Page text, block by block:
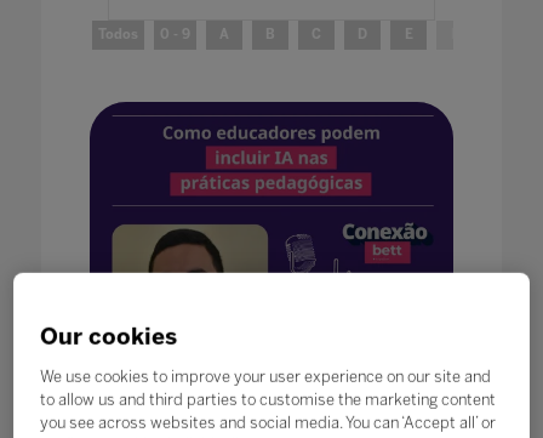
Todos 0 - 9 A B C E
Como aplicar ferramentas de IA
em sala de aula
31 jul. 2024 Redação Bett Blog
Our cookies
We use cookies to improve your user experience on our site and
to allow us and third parties to customise the marketing content
you see across websites and social media. You can ‘Accept all’ or